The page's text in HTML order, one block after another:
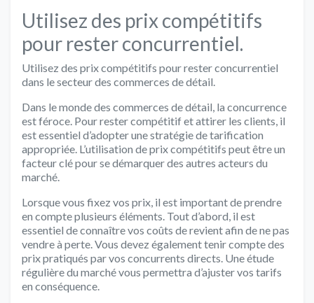
Utilisez des prix compétitifs
pour rester concurrentiel.
Utilisez des prix compétitifs pour rester concurrentiel
dans le secteur des commerces de détail.
Dans le monde des commerces de détail, la concurrence
est féroce. Pour rester compétitif et attirer les clients, il
est essentiel d’adopter une stratégie de tarification
appropriée. L’utilisation de prix compétitifs peut être un
facteur clé pour se démarquer des autres acteurs du
marché.
Lorsque vous fixez vos prix, il est important de prendre
en compte plusieurs éléments. Tout d’abord, il est
essentiel de connaître vos coûts de revient afin de ne pas
vendre à perte. Vous devez également tenir compte des
prix pratiqués par vos concurrents directs. Une étude
régulière du marché vous permettra d’ajuster vos tarifs
en conséquence.